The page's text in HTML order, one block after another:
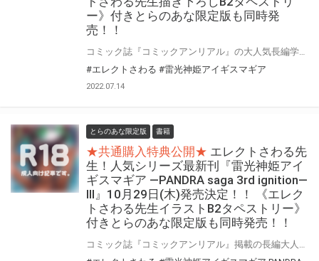
ー》付きとらのあな限定版も同時発
売！！
#エレクトさわる #雷光神姫アイギスマギア
2022.07.14
とらのあな限定版 書籍
★共通購入特典公開★ エレクトさわる先
生！人気シリーズ最新刊『雷光神姫アイ
ギスマギア ―PANDRA saga 3rd ignition―
III』10月29日(木)発売決定！！ 《エレク
トさわる先生イラストB2タペストリー》
付きとらのあな限定版も同時発売！！